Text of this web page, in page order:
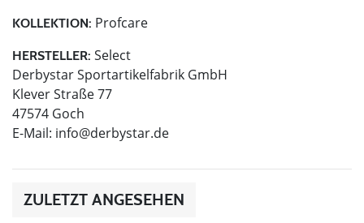
KOLLEKTION: Profcare
HERSTELLER: Select
Derbystar Sportartikelfabrik GmbH
Klever Straße 77
47574 Goch
E-Mail: info@derbystar.de
ZULETZT ANGESEHEN